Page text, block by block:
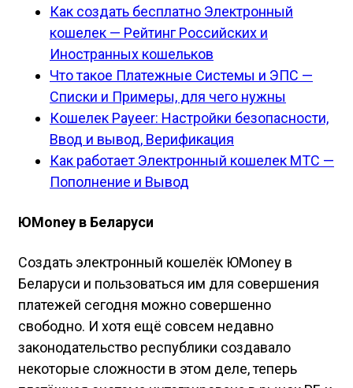
Как создать бесплатно Электронный
кошелек — Рейтинг Российских и
Иностранных кошельков
Что такое Платежные Системы и ЭПС —
Списки и Примеры, для чего нужны
Кошелек Payeer: Настройки безопасности,
Ввод и вывод, Верификация
Как работает Электронный кошелек МТС —
Пополнение и Вывод
ЮMoney в Беларуси
Создать электронный кошелёк ЮMoney в
Беларуси и пользоваться им для совершения
платежей сегодня можно совершенно
свободно. И хотя ещё совсем недавно
законодательство республики создавало
некоторые сложности в этом деле, теперь